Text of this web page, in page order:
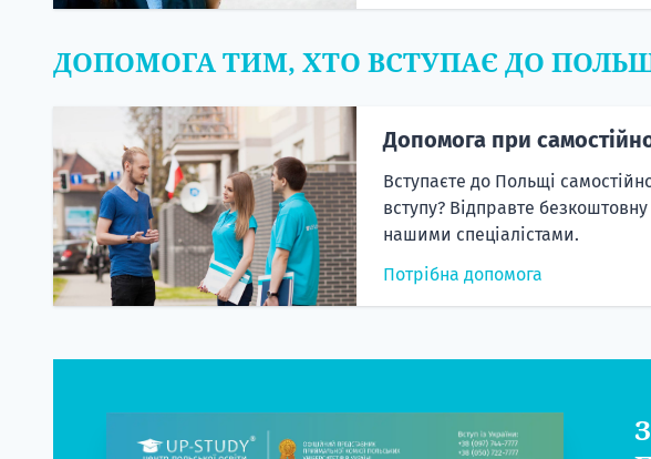
ДОПОМОГА ТИМ, ХТО ВСТУПАЄ ДО
Допомога при
Вступаєте до Польщі
вступу? Відправте
нашими спеціалістами.
Потрібна допомога